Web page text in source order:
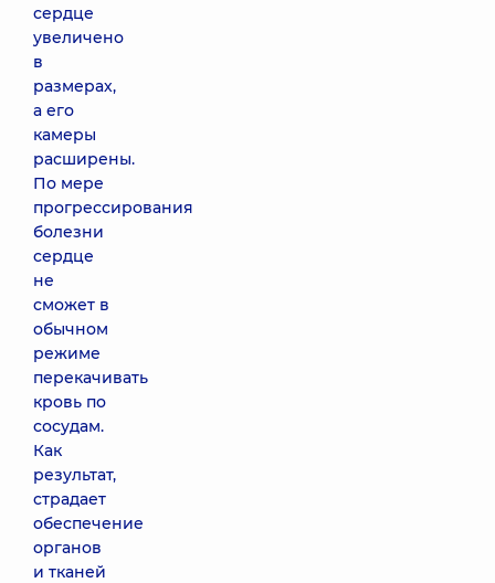
сердце
увеличено
в
размерах,
а его
камеры
расширены.
По мере
прогрессирования
болезни
сердце
не
сможет в
обычном
режиме
перекачивать
кровь по
сосудам.
Как
результат,
страдает
обеспечение
органов
и тканей